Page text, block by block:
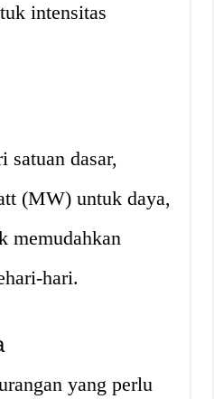
intensitas
satuan dasar,
(MW) untuk daya,
memudahkan
hari.
yang perlu